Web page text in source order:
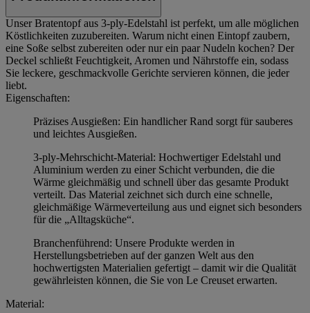
Unser Bratentopf aus 3-ply-Edelstahl ist perfekt, um alle möglichen
Köstlichkeiten zuzubereiten. Warum nicht einen Eintopf zaubern,
eine Soße selbst zubereiten oder nur ein paar Nudeln kochen? Der
Deckel schließt Feuchtigkeit, Aromen und Nährstoffe ein, sodass
Sie leckere, geschmackvolle Gerichte servieren können, die jeder
liebt.
Eigenschaften:
Präzises Ausgießen: Ein handlicher Rand sorgt für sauberes
und leichtes Ausgießen.
3-ply-Mehrschicht-Material: Hochwertiger Edelstahl und
Aluminium werden zu einer Schicht verbunden, die die
Wärme gleichmäßig und schnell über das gesamte Produkt
verteilt. Das Material zeichnet sich durch eine schnelle,
gleichmäßige Wärmeverteilung aus und eignet sich besonders
für die „Alltagsküche“.
Branchenführend: Unsere Produkte werden in
Herstellungsbetrieben auf der ganzen Welt aus den
hochwertigsten Materialien gefertigt – damit wir die Qualität
gewährleisten können, die Sie von Le Creuset erwarten.
Material: